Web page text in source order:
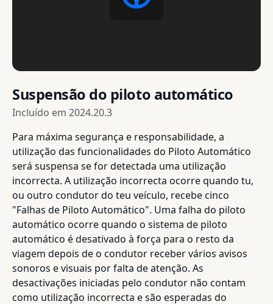
Suspensão do piloto automático
Incluído em 2024.20.3
Para máxima segurança e responsabilidade, a
utilização das funcionalidades do Piloto Automático
será suspensa se for detectada uma utilização
incorrecta. A utilização incorrecta ocorre quando tu,
ou outro condutor do teu veículo, recebe cinco
"Falhas de Piloto Automático". Uma falha do piloto
automático ocorre quando o sistema de piloto
automático é desativado à força para o resto da
viagem depois de o condutor receber vários avisos
sonoros e visuais por falta de atenção. As
desactivações iniciadas pelo condutor não contam
como utilização incorrecta e são esperadas do